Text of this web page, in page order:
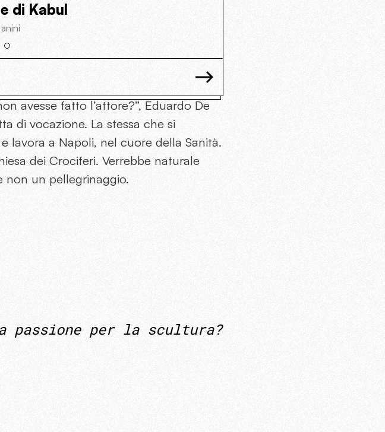
di Kabul
avesse fatto l’attore?”, Eduardo De
di vocazione. La stessa che si
lavora a Napoli, nel cuore della Sanità.
dei Crociferi. Verrebbe naturale
non un pellegrinaggio.
passione per la scultura?